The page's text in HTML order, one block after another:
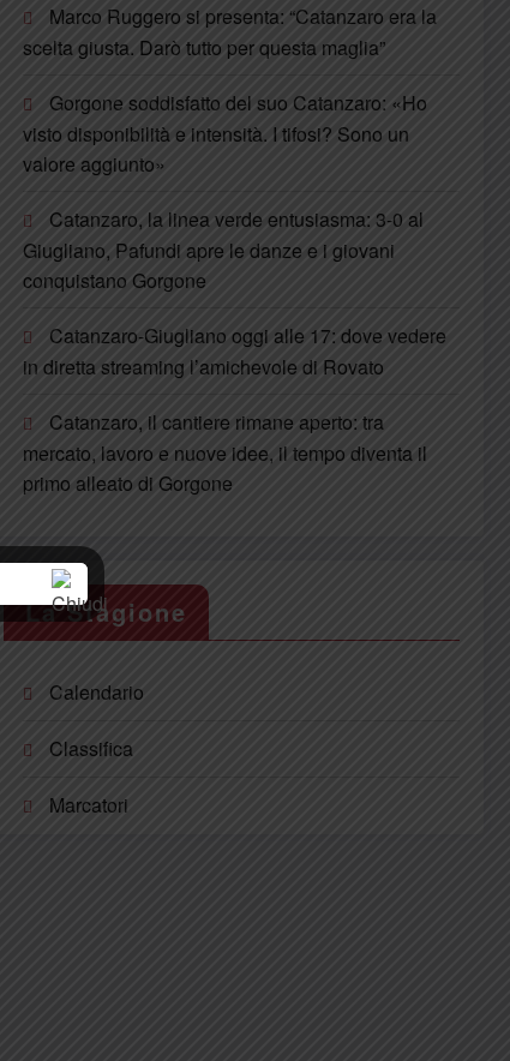
Marco Ruggero si presenta: “Catanzaro era la
scelta giusta. Darò tutto per questa maglia”
Gorgone soddisfatto del suo Catanzaro: «Ho
visto disponibilità e intensità. I tifosi? Sono un
valore aggiunto»
Catanzaro, la linea verde entusiasma: 3-0 al
Giugliano, Pafundi apre le danze e i giovani
conquistano Gorgone
Catanzaro-Giugliano oggi alle 17: dove vedere
in diretta streaming l’amichevole di Rovato
Catanzaro, il cantiere rimane aperto: tra
mercato, lavoro e nuove idee, il tempo diventa il
primo alleato di Gorgone
La Stagione
Calendario
Classifica
Marcatori